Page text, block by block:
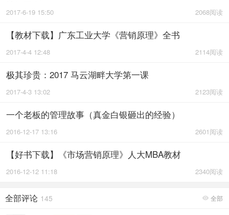
2068阅读
2017-6-19 15:50
【教材下载】广东工业大学《营销原理》全书
2114阅读
2017-4-4 12:48
极其珍贵：2017 马云湖畔大学第一课
2123阅读
2017-4-3 13:02
一个老板的管理故事（真金白银砸出的经验）
2601阅读
2016-12-17 13:16
【好书下载】《市场营销原理》人大MBA教材
2340阅读
2016-12-12 11:18
 全部
全部评论 145